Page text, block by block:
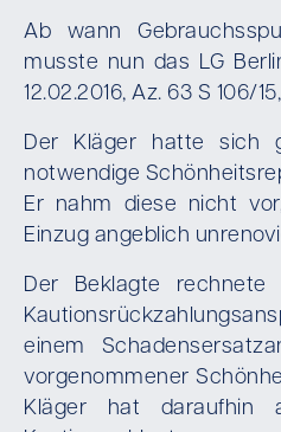
Ab wann
musste nun das LG
12.02.2016, Az. 63 S 106/
Der Kläger hatte sich
notwendige
Er nahm diese nicht
Einzug angeblich
Der Beklagte
einem
vorgenommener
Kläger hat daraufhin